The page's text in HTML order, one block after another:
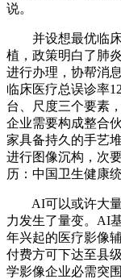
说。
并设想最优临床
植，政策明白了肺
进行办理，协帮消
临床医疗总误诊率
台、尺度三个要素
企业需要构成整合
家具备持久的手艺
进行图像沉构，次
历：中国卫生健康统
AI可以或许大量
力发生了量变。AI
年兴起的医疗影像
付费方可下达至县
学影像企业必需突